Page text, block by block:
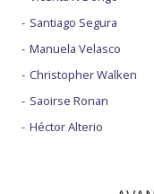
Santiago Segura
Manuela Velasco
Christopher Walken
Saoirse Ronan
Héctor Alterio